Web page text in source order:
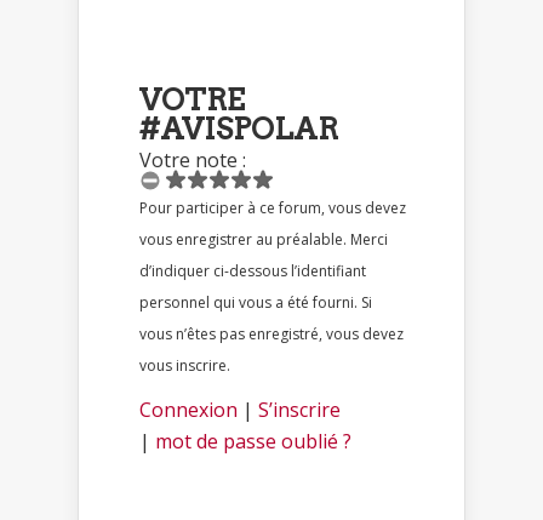
VOTRE
#AVISPOLAR
Votre note :
Pour participer à ce forum, vous devez
vous enregistrer au préalable. Merci
d’indiquer ci-dessous l’identifiant
personnel qui vous a été fourni. Si
vous n’êtes pas enregistré, vous devez
vous inscrire.
Connexion | S’inscrire
| mot de passe oublié ?